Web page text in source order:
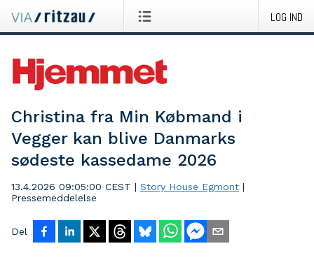
LOG IND
Christina fra Min Købmand i
Vegger kan blive Danmarks
sødeste kassedame 2026
13.4.2026 09:05:00 CEST | Story House Egmont |
Pressemeddelelse
Del